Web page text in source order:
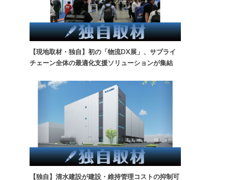
【現地取材・独自】初の「物流DX展」、サプライ
チェーン全体の最適化支援ソリューションが集結
【独自】清水建設が建設・維持管理コストの抑制可